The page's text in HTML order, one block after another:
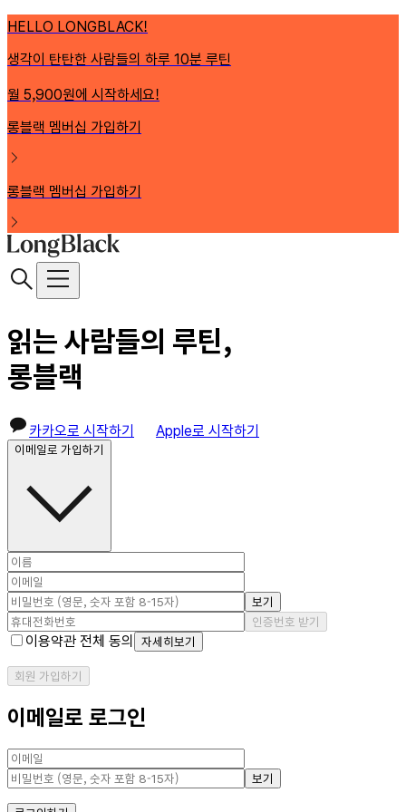
HELLO LONGBLACK!
생각이 탄탄한 사람들의 하루 10분 루틴
월 5,900원에 시작하세요!
롱블랙 멤버십 가입하기
롱블랙 멤버십 가입하기
읽는 사람들의 루틴,
롱블랙
카카오로 시작하기 Apple로 시작하기
이메일로 가입하기
보기
인증번호 받기
이용약관 전체 동의 자세히보기
회원 가입하기
이메일로 로그인
보기